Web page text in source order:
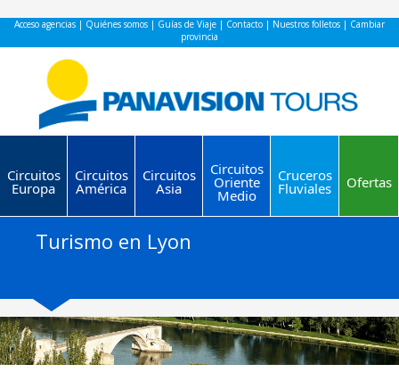
Acceso agencias | Quiénes somos | Guías de Viaje | Contacto | Nuestros folletos | Cambiar
provincia
Circuitos
Europa
Circuitos
América
Circuitos
Asia
Circuitos
Oriente
Medio
Cruceros
Fluviales Ofertas
Turismo en Lyon